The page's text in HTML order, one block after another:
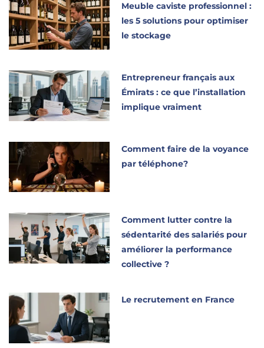
Meuble caviste professionnel :
les 5 solutions pour optimiser
le stockage
Entrepreneur français aux
Émirats : ce que l’installation
implique vraiment
Comment faire de la voyance
par téléphone?
Comment lutter contre la
sédentarité des salariés pour
améliorer la performance
collective ?
Le recrutement en France